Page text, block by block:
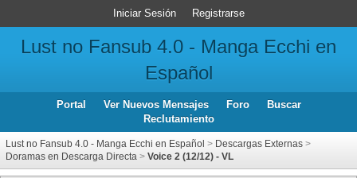
Iniciar Sesión Registrarse
Lust no Fansub 4.0 - Manga Ecchi en
Español
Portal Ver Nuevos Mensajes Foro
Buscar
Reclutamiento
Lust no Fansub 4.0 - Manga Ecchi en Español > Descargas Externas >
Doramas en Descarga Directa > Voice 2 (12/12) - VL